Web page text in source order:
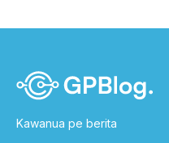
Kawanua pe berita